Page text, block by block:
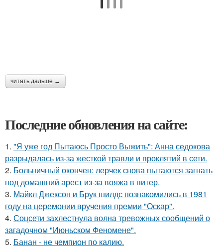
читать дальше →
Последние обновления на сайте:
1. "Я уже год Пытаюсь Просто Выжить": Анна седокова
разрыдалась из-за жесткой травли и проклятий в сети.
2. Больничный окончен: лерчек снова пытаются загнать
под домашний арест из-за вояжа в питер.
3. Майкл Джексон и Брук шилдс познакомились в 1981
году на церемонии вручения премии "Оскар".
4. Соцсети захлестнула волна тревожных сообщений о
загадочном "Июньском Феномене".
5. Банан - не чемпион по калию.